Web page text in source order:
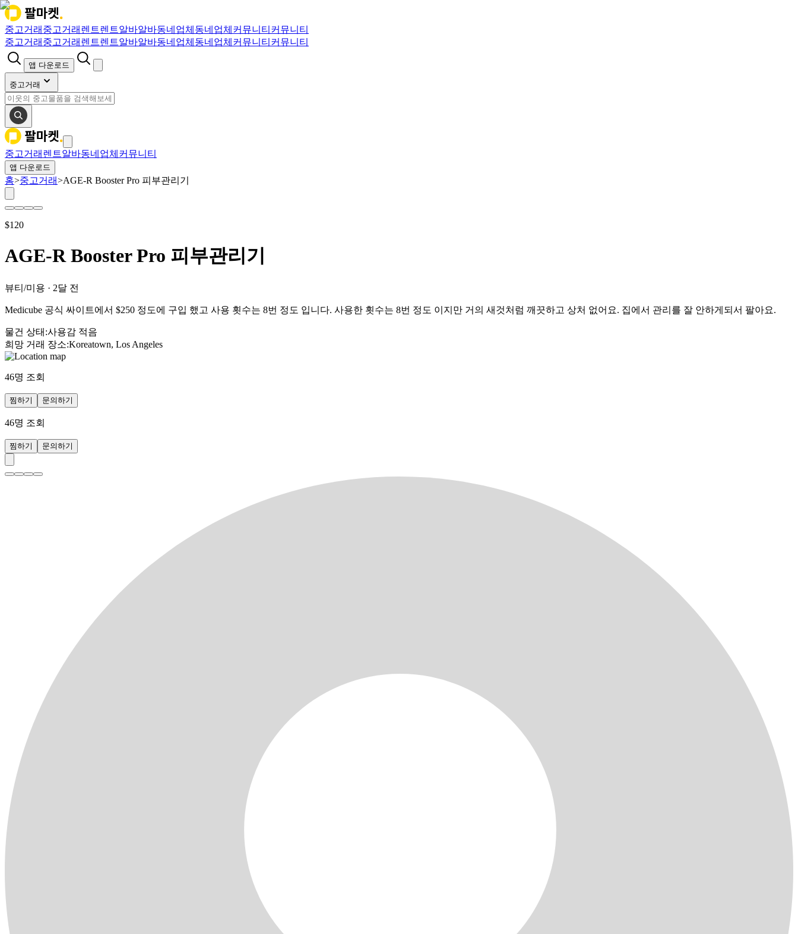
중고거래 중고거래 렌트렌트알바알바동네업체 동네업체 커뮤니티 커뮤니티
중고거래 중고거래 렌트렌트알바알바동네업체 동네업체 커뮤니티 커뮤니티
앱 다운로드
중고거래
중고거래 렌트알바동네업체 커뮤니티
앱 다운로드
홈>중고거래>AGE-R Booster Pro 피부관리기
$120
AGE-R Booster Pro 피부관리기
뷰티/미용 · 2달 전
Medicube 공식 싸이트에서 $250 정도에 구입 했고 사용 횟수는 8번 정도 입니다. 사용한 횟수는 8번 정도 이지만 거의 새것처럼 깨끗하고 상처 없어요. 집에서 관리를 잘 안하게되서 팔아요.
물건 상태 :사용감 적음
희망 거래 장소:Koreatown, Los Angeles
46명 조회
찜하기 문의하기
46명 조회
찜하기 문의하기